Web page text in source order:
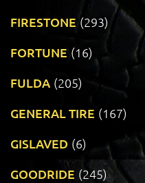
FIRESTONE (293)
FORTUNE (16)
FULDA (205)
GENERAL TIRE (167)
GISLAVED (6)
GOODRIDE (245)